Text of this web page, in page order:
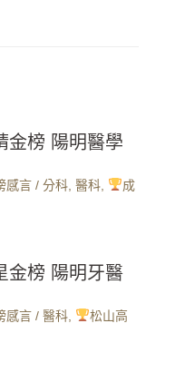
金榜 陽明醫學
感言 / 分科 醫科
成
金榜 陽明牙醫
感言 / 醫科
松山高